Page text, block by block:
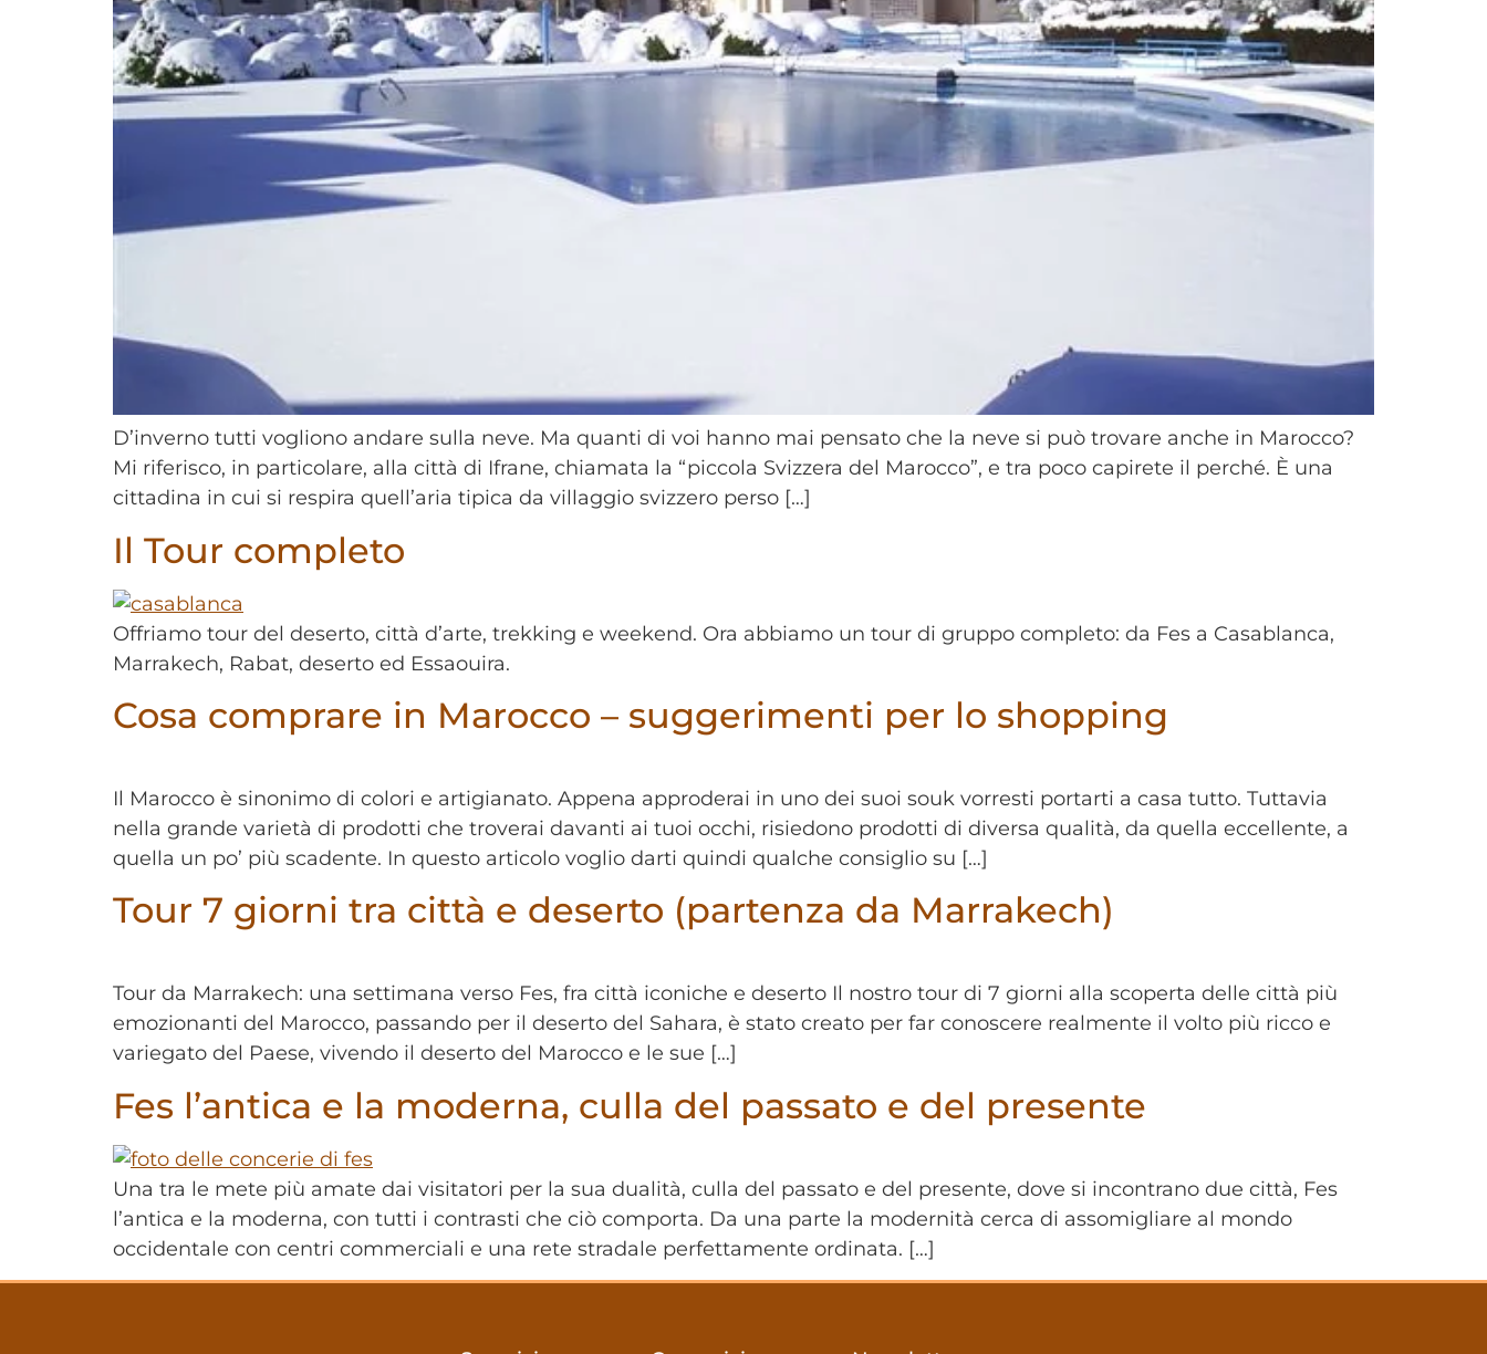
D’inverno tutti vogliono andare sulla neve. Ma quanti di voi hanno mai pensato che la neve si può trovare anche in Marocco?
Mi riferisco, in particolare, alla città di Ifrane, chiamata la “piccola Svizzera del Marocco”, e tra poco capirete il perché. È una
cittadina in cui si respira quell’aria tipica da villaggio svizzero perso […]
Il Tour completo
Offriamo tour del deserto, città d’arte, trekking e weekend. Ora abbiamo un tour di gruppo completo: da Fes a Casablanca,
Marrakech, Rabat, deserto ed Essaouira.
Cosa comprare in Marocco – suggerimenti per lo shopping
Il Marocco è sinonimo di colori e artigianato. Appena approderai in uno dei suoi souk vorresti portarti a casa tutto. Tuttavia
nella grande varietà di prodotti che troverai davanti ai tuoi occhi, risiedono prodotti di diversa qualità, da quella eccellente, a
quella un po’ più scadente. In questo articolo voglio darti quindi qualche consiglio su […]
Tour 7 giorni tra città e deserto (partenza da Marrakech)
Tour da Marrakech: una settimana verso Fes, fra città iconiche e deserto Il nostro tour di 7 giorni alla scoperta delle città più
emozionanti del Marocco, passando per il deserto del Sahara, è stato creato per far conoscere realmente il volto più ricco e
variegato del Paese, vivendo il deserto del Marocco e le sue […]
Fes l’antica e la moderna, culla del passato e del presente
Una tra le mete più amate dai visitatori per la sua dualità, culla del passato e del presente, dove si incontrano due città, Fes
l’antica e la moderna, con tutti i contrasti che ciò comporta. Da una parte la modernità cerca di assomigliare al mondo
occidentale con centri commerciali e una rete stradale perfettamente ordinata. […]